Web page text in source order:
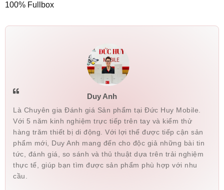
034273xxxx
NGUYEN VAN
datt 033205xxxx 23:32 08/08/2026
Vũ Đức Trung 079326xxxx 21:33 08/08/2026
Lê Thị Trâm 032978xxxx 21:15 08/08/2026
Lê Thị Trâm
100% Fullbox
Duy Anh
Là Chuyên gia Đánh giá Sản phẩm tại Đức Huy Mobile.
Với 5 năm kinh nghiệm trực tiếp trên tay và kiểm thử
hàng trăm thiết bị di động. Với lợi thế được tiếp cận sản
phẩm mới, Duy Anh mang đến cho độc giả những bài tin
tức, đánh giá, so sánh và thủ thuật dựa trên trải nghiệm
thực tế, giúp bạn tìm được sản phẩm phù hợp với nhu
cầu.